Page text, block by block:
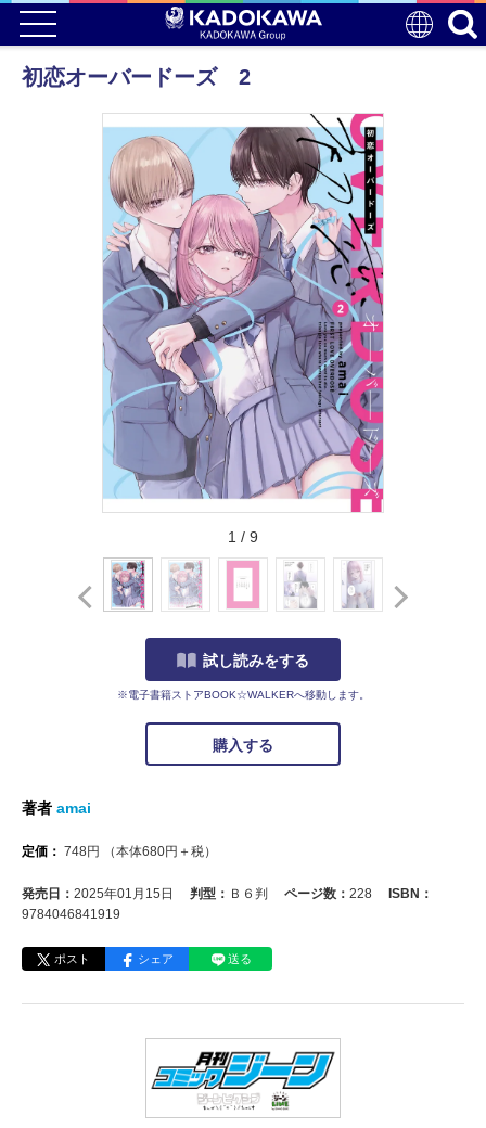
初恋オーバードーズ 2
1 / 9
試し読みをする
※電子書籍ストアBOOK☆WALKERへ移動します。
購入する
著者 amai
定価： 748円 （本体680円＋税）
発売日： 2025年01月15日 判型： Ｂ６判 ページ数： 228
ISBN：
9784046841919
ポスト シェア 送る